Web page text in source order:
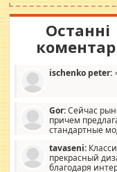
Останні
ischenko peter:
Gor:Сейчас
причем
стандартные
стандартные формы, в
со вкусом все в
мебель, а это не
tavaseni:
прекрасный
благодаря